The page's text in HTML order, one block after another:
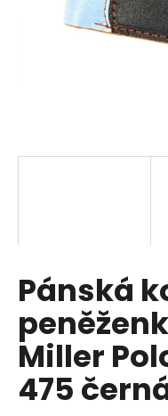
Pánská
Miller
475
D
o
p
o
r
u
č